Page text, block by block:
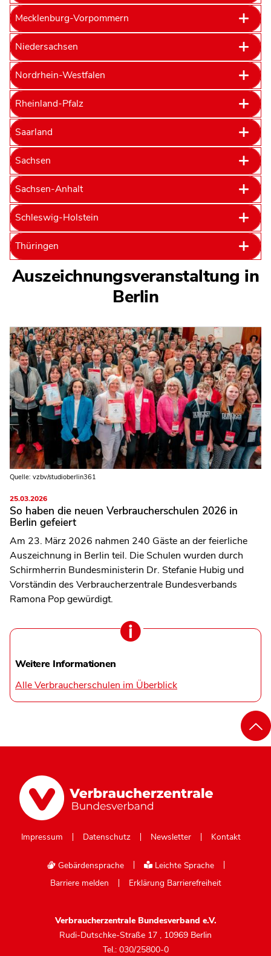
Mecklenburg-Vorpommern
Niedersachsen
Nordrhein-Westfalen
Rheinland-Pfalz
Saarland
Sachsen
Sachsen-Anhalt
Schleswig-Holstein
Thüringen
Auszeichnungsveranstaltung in
Berlin
Quelle: vzbv/studioberlin361
25.03.2026
So haben die neuen Verbraucherschulen 2026 in
Berlin gefeiert
Am 23. März 2026 nahmen 240 Gäste an der feierliche
Auszeichnung in Berlin teil. Die Schulen wurden durch
Schirmherrin Bundesministerin Dr. Stefanie Hubig und
Vorständin des Verbraucherzentrale Bundesverbands
Ramona Pop gewürdigt.
Weitere Informationen
Alle Verbraucherschulen im Überblick
Impressum Datenschutz Newsletter Kontakt
Gebärdensprache
Leichte Sprache
Barriere melden
Erklärung Barrierefreiheit
Verbraucherzentrale Bundesverband e.V.
Rudi-Dutschke-Straße 17 , 10969 Berlin
Tel.: 030/25800-0